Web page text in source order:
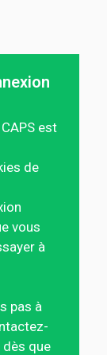
est
de
vous
à
pas à
que